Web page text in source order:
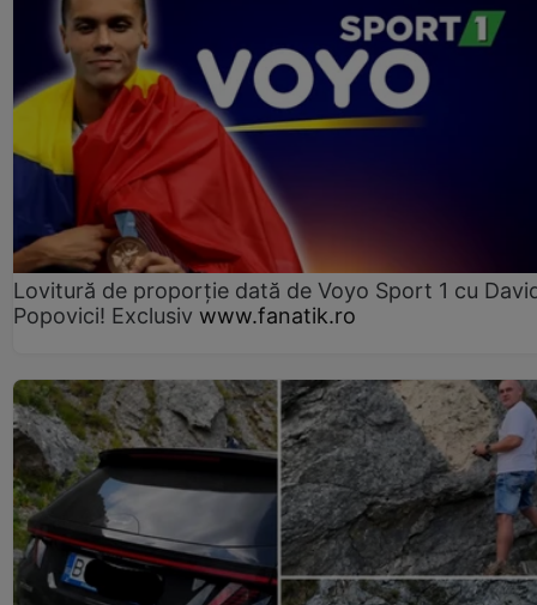
Lovitură de proporție dată de Voyo Sport 1 cu
Popovici! Exclusiv www.fanatik.ro